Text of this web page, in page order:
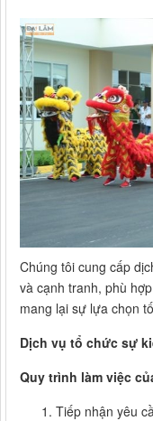
Chúng tôi cung cấp
và cạnh tranh, phù
mang lại sự lựa chọn
Dịch vụ tổ chức sự
Quy trình làm việc
Tiếp nhận yêu